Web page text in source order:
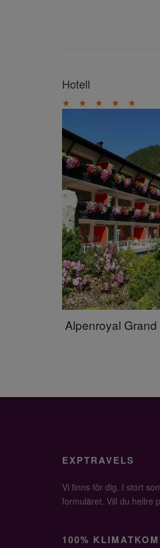
Hotell
★ ★ ★ ★ ★
Alpenroyal Grand
EXPTRAVELS
Vi finns för dig. I stort
formuläret. Vill du hellre
100%